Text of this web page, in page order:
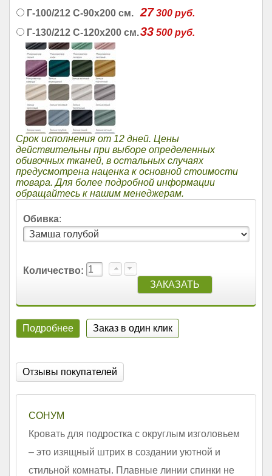
Г-100/212 С-90х200 см.
27 300 руб.
Г-130/212 С-120х200 см.33 500 руб.
Срок исполнения от 12 дней. Цены
действительны при выборе определенных
обивочных тканей, в остальных случаях
предусмотрена наценка к основной стоимости
товара. Для более подробной информации
обращайтесь к нашим менеджерам.
Обивка:
Количество:
Подробнее Заказ в один клик
Отзывы покупателей
СОНУМ
Кровать для подростка с округлым изголовьем
– это изящный штрих в создании уютной и
стильной комнаты. Плавные линии спинки не